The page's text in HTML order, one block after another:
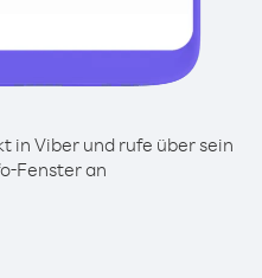
in Viber und rufe über sein
Fenster an